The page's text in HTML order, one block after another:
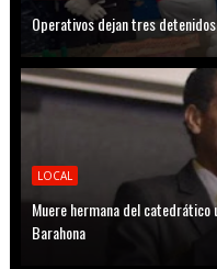
Operativos dejan tres
LOCAL
Muere hermana del catedrático
Barahona